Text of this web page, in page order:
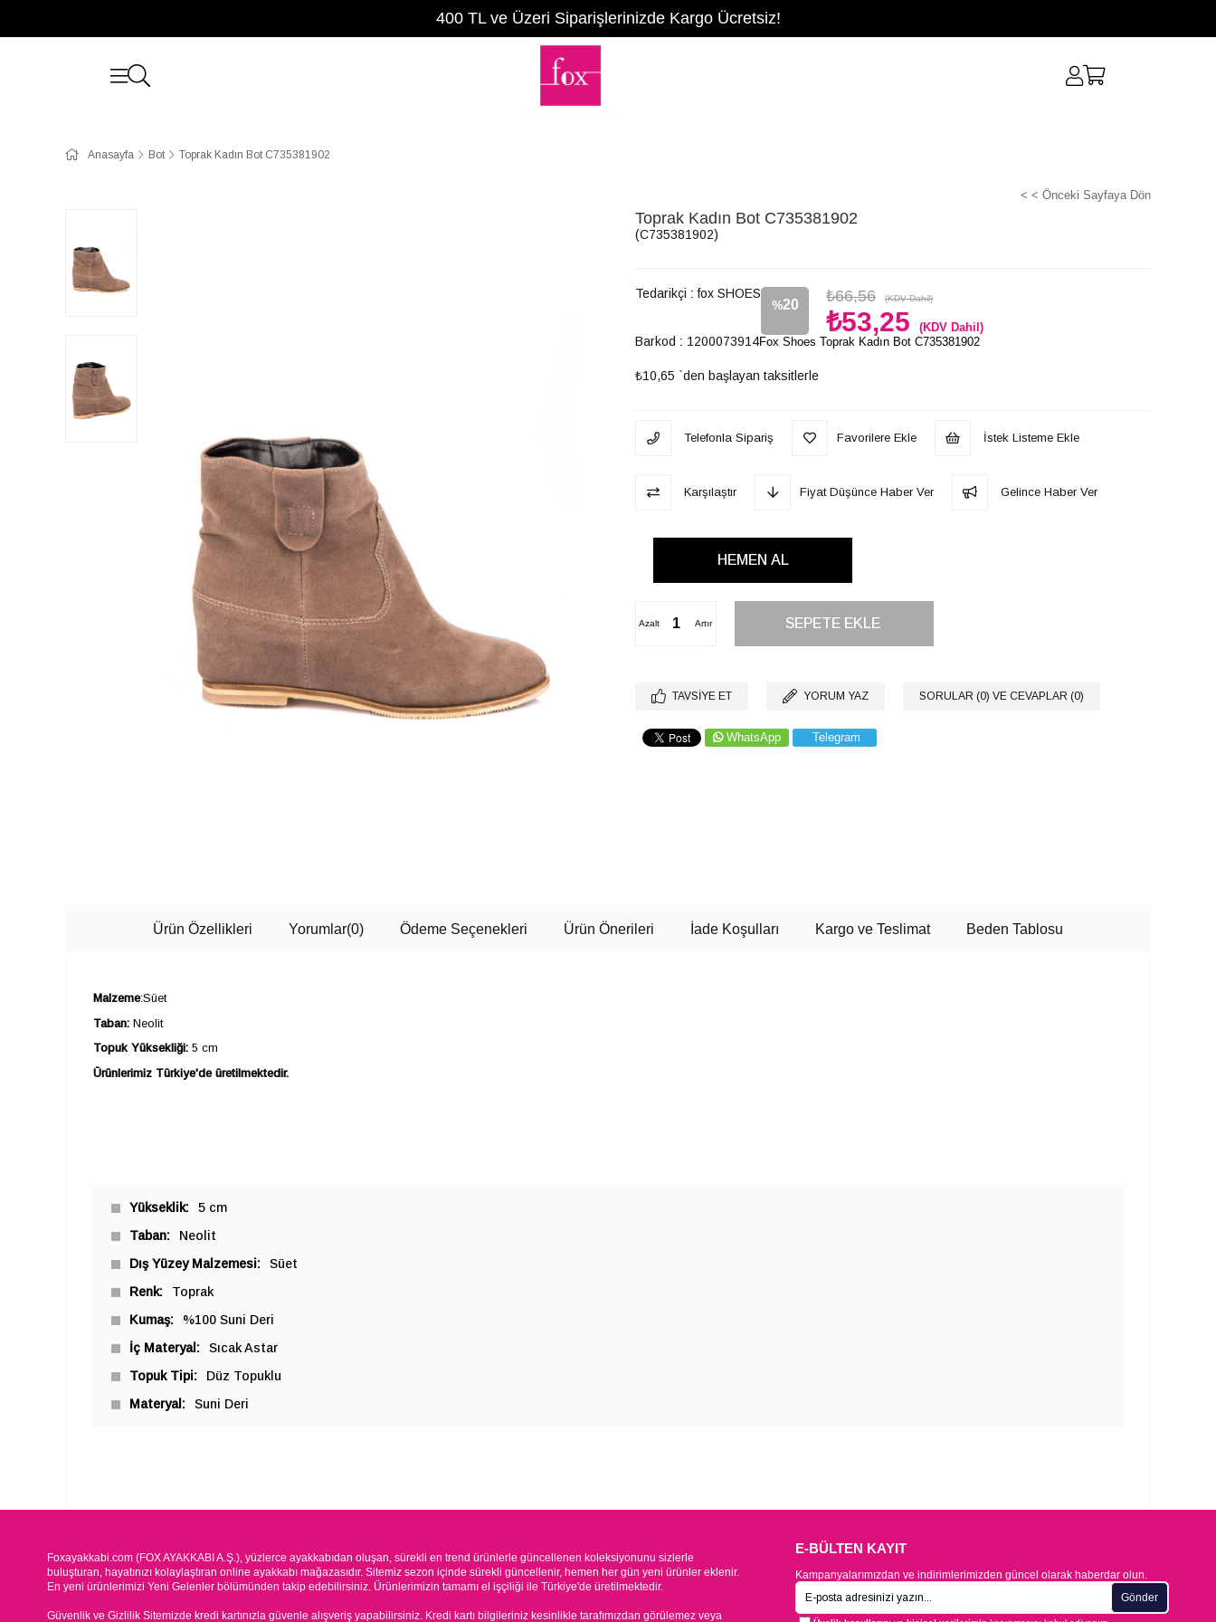
400 TL ve Üzeri Siparişlerinizde Kargo Ücretsiz!
Anasayfa Bot Toprak Kadın Bot C735381902
< < Önceki Sayfaya Dön
Toprak Kadın Bot C735381902
(C735381902)
Tedarikçi : fox SHOES
%20
İndirim
₺66,56 (KDV Dahil)
₺53,25 (KDV Dahil)
Barkod : 1200073914
₺10,65 `den başlayan taksitlerle
Fox Shoes Toprak Kadın Bot C735381902
Telefonla Sipariş Favorilere Ekle İstek Listeme Ekle
Karşılaştır Fiyat Düşünce Haber Ver Gelince Haber Ver
Artır
Azalt
TAVSIYE ET YORUM YAZ SORULAR (0) VE CEVAPLAR (0)
WhatsApp Telegram
Ürün Özellikleri Yorumlar(0) Ödeme Seçenekleri Ürün Önerileri İade Koşulları Kargo ve Teslimat Beden Tablosu
Malzeme:Süet
Taban: Neolit
Topuk Yüksekliği: 5 cm
Ürünlerimiz Türkiye'de üretilmektedir.
Yükseklik
5 cm
Taban
Neolit
Dış Yüzey Malzemesi
Süet
Renk
Toprak
Kumaş
%100 Suni Deri
İç Materyal
Sıcak Astar
Topuk Tipi
Düz Topuklu
Materyal
Suni Deri
Foxayakkabi.com (FOX AYAKKABI A.Ş.), yüzlerce ayakkabıdan oluşan, sürekli en trend ürünlerle güncellenen koleksiyonunu sizlerle
buluşturan, hayatınızı kolaylaştıran online ayakkabı mağazasıdır. Sitemiz sezon içinde sürekli güncellenir, hemen her gün yeni ürünler eklenir.
En yeni ürünlerimizi Yeni Gelenler bölümünden takip edebilirsiniz. Ürünlerimizin tamamı el işçiliği ile Türkiye'de üretilmektedir.
Güvenlik ve Gizlilik Sitemizde kredi kartınızla güvenle alışveriş yapabilirsiniz. Kredi kartı bilgileriniz kesinlikle tarafımızdan görülemez veya
E-BÜLTEN KAYIT
Kampanyalarımızdan ve indirimlerimizden güncel olarak haberdar olun.
Gönder